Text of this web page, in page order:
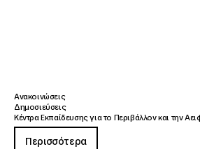
Ανακοινώσεις
Δημοσιεύσεις
Κέντρα Εκπαίδευσης για το Περιβάλλον και την
Περισσότερα